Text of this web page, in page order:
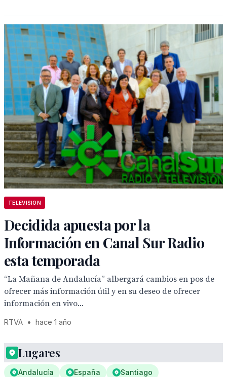
TELEVISION
Decidida apuesta por la
Información en Canal Sur Radio
esta temporada
“La Mañana de Andalucía” albergará cambios en pos de
ofrecer más información útil y en su deseo de ofrecer
información en vivo...
RTVA • hace 1 año
Lugares
Andalucía España
Santiago